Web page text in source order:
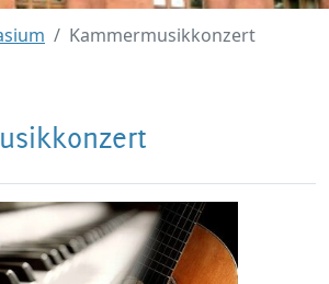
Kammermusikkonzert